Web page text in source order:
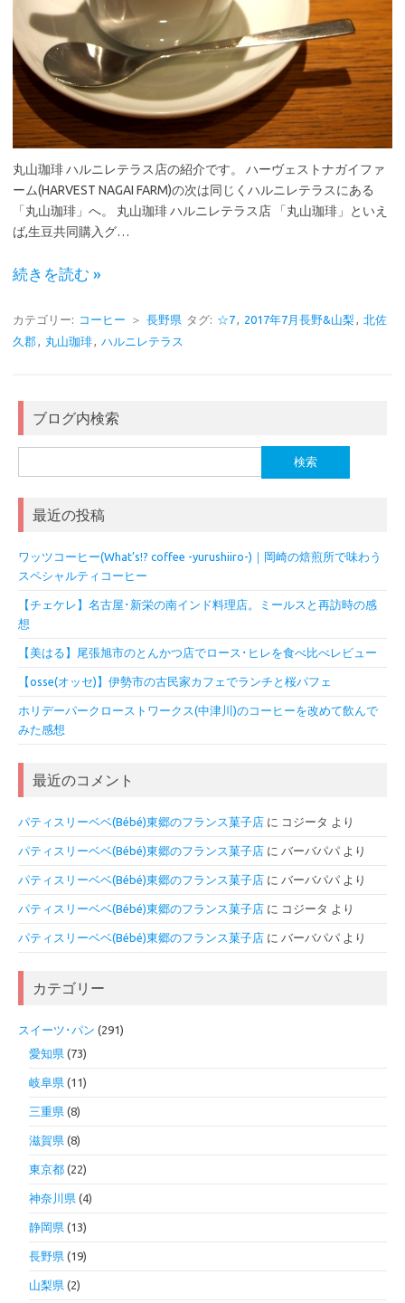
丸山珈琲 ハルニレテラス店の紹介です。 ハーヴェストナガイファ
ーム(HARVEST NAGAI FARM)の次は同じくハルニレテラスにある
「丸山珈琲」へ。 丸山珈琲 ハルニレテラス店 「丸山珈琲」といえ
ば,生豆共同購入グ…
続きを読む »
カテゴリー: コーヒー ＞ 長野県 タグ: ☆7, 2017年7月長野&山梨, 北佐
久郡, 丸山珈琲, ハルニレテラス
ブログ内検索
索:
最近の投稿
ワッツコーヒー(What’s!? coffee -yurushiiro-)｜岡崎の焙煎所で味わう
スペシャルティコーヒー
【チェケレ】名古屋･新栄の南インド料理店。ミールスと再訪時の感
想
【美はる】尾張旭市のとんかつ店でロース･ヒレを食べ比べレビュー
【osse(オッセ)】伊勢市の古民家カフェでランチと桜パフェ
ホリデーパークローストワークス(中津川)のコーヒーを改めて飲んで
みた感想
最近のコメント
パティスリーベベ(Bébé)東郷のフランス菓子店 に コジータ より
パティスリーベベ(Bébé)東郷のフランス菓子店 に バーバパパ より
パティスリーベベ(Bébé)東郷のフランス菓子店 に バーバパパ より
パティスリーベベ(Bébé)東郷のフランス菓子店 に コジータ より
パティスリーベベ(Bébé)東郷のフランス菓子店 に バーバパパ より
カテゴリー
スイーツ･パン (291)
愛知県 (73)
岐阜県 (11)
三重県 (8)
滋賀県 (8)
東京都 (22)
神奈川県 (4)
静岡県 (13)
長野県 (19)
山梨県 (2)